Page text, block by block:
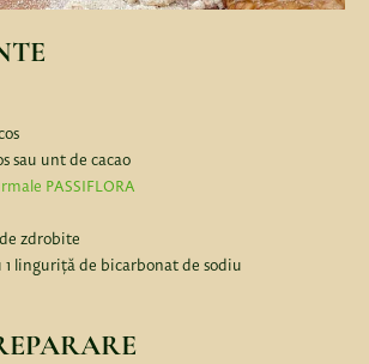
sau unt de cacao
PASSIFLORA
zdrobite
1 linguriță de bicarbonat de sodiu